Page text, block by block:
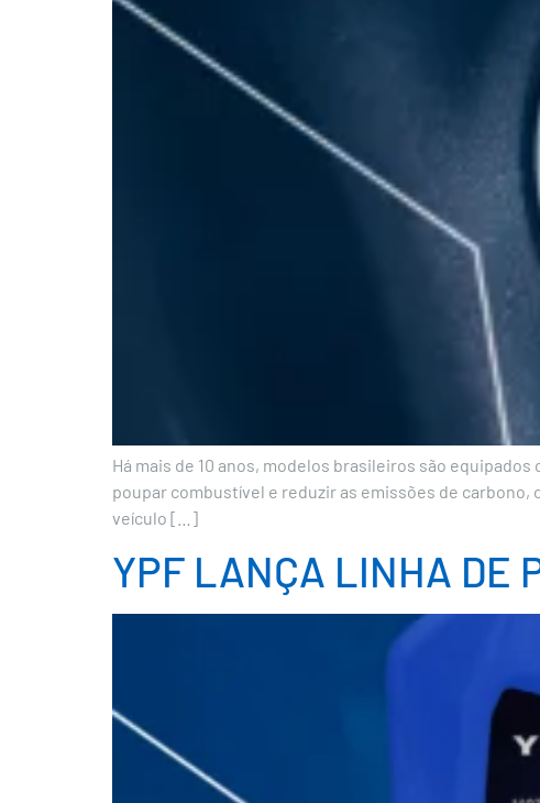
Há mais de 10 anos, modelos brasileiros são
poupar combustível e reduzir as emissões de
veículo […]
YPF LANÇA LINHA DE